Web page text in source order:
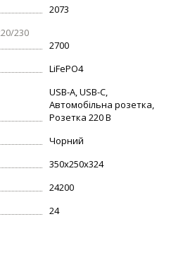
2073
230
2700
LiFePO4
USB-A, USB-C,
Автомобільна розетка,
Розетка 220 В
Чорний
350х250х324
24200
24